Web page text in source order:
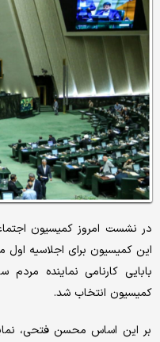
در نشست امروز کمیسیون
این کمیسیون برای اجلاسیه
بابایی کارنامی نماینده
کمیسیون انتخاب شد.
بر این اساس محسن فتحی،